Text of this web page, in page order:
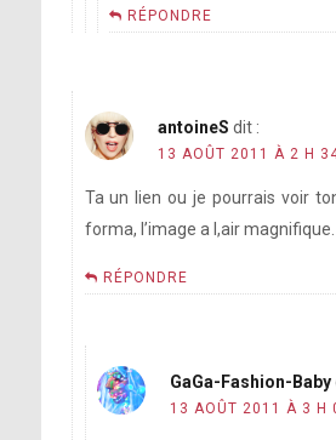
RÉPONDRE
antoineS dit :
13 AOÛT 2011 À 2 H
Ta un lien ou je pourrais voir
forma, l’image a l,air magnifique.
RÉPONDRE
GaGa-Fashion-Baby
13 AOÛT 2011 À 3 H